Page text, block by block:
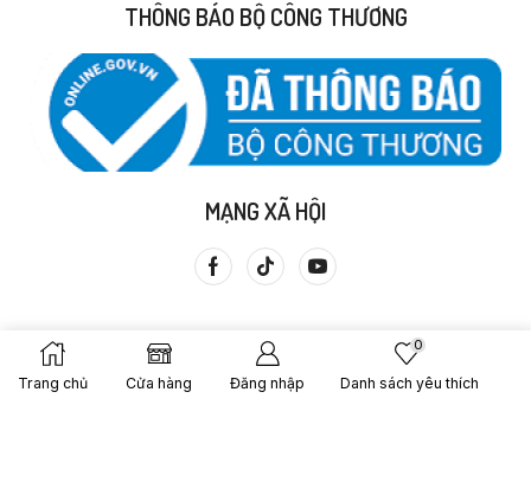
Trang chủ Cửa hàng Đăng nhập
0
Danh sách yêu thích
THÔNG BÁO BỘ CÔNG THƯƠNG
MẠNG XÃ HỘI
Copyright © 2013 Cửa Hàng Thực Dưỡng Bà Loan. Được Tạo